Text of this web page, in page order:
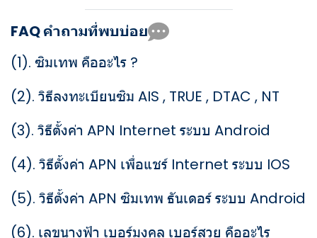
FAQ คำถามที่พบบ่อย
(1). ซิมเทพ คืออะไร ?
(2). วิธีลงทะเบียนซิม AIS , TRUE , DTAC , NT
(3). วิธีตั้งค่า APN Internet ระบบ Android
(4). วิธีตั้งค่า APN เพื่อแชร์ Internet ระบบ IOS
(5). วิธีตั้งค่า APN ซิมเทพ ธันเดอร์ ระบบ Android
(6). เลขนางฟ้า เบอร์มงคล เบอร์สวย คืออะไร